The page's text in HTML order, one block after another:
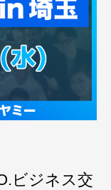
ビジネス交